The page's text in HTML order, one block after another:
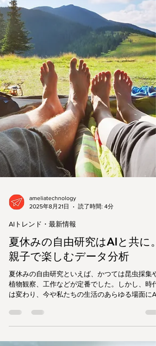
ameliatechnology
2025年8月21日
読了時間: 4分